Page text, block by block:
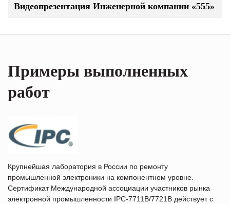
Видеопрезентация Инженерной компании «555»
Примеры выполненных
работ
Крупнейшая лаборатория в России по ремонту
промышленной электроники на компонентном уровне.
Сертификат Международной ассоциации участников рынка
электронной промышленности IPC-7711B/7721B действует с